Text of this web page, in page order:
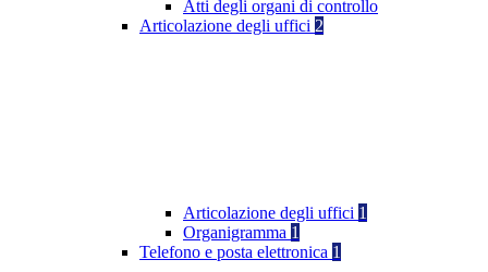
Atti degli organi di controllo
Articolazione degli uffici 2
Articolazione degli uffici 1
Organigramma 1
Telefono e posta elettronica 1